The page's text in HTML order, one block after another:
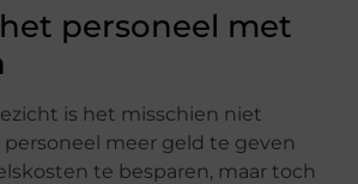
personeel met
is het misschien niet
meer geld te geven
en te besparen, maar toch